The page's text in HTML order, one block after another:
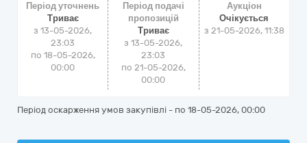
Період уточнень
Триває
з 13-05-2026,
23:03
по 18-05-2026,
00:00
Період подачі
пропозицій
Триває
з 13-05-2026,
23:03
по 21-05-2026,
00:00
Аукціон
Очікується
з 21-05-2026, 11:38
Період оскарження умов закупівлі - по 18-05-2026, 00:00